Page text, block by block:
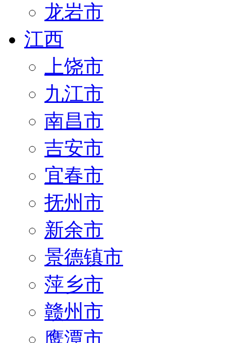
龙岩市
江西
上饶市
九江市
南昌市
吉安市
宜春市
抚州市
新余市
景德镇市
萍乡市
赣州市